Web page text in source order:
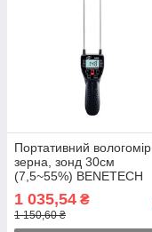
Портативний вологомір
зерна, зонд 30см
(7,5~55%) BENETECH
1 035,54 ₴
1 150,60 ₴